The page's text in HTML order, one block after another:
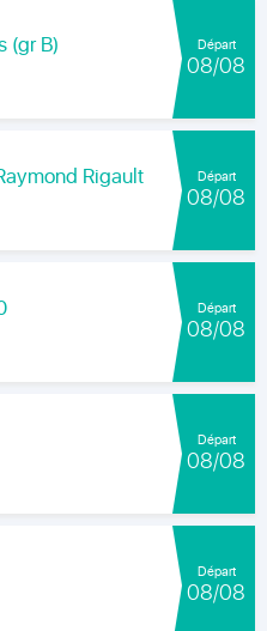
(gr B) Départ
08/08
Rigault Départ
08/08
Départ
08/08
Départ
08/08
Départ
08/08